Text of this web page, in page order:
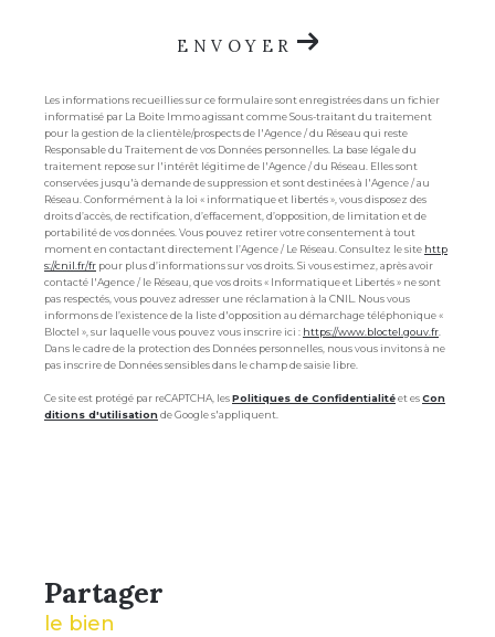
ENVOYER
Les informations recueillies sur ce formulaire sont enregistrées dans un fichier
informatisé par La Boite Immo agissant comme Sous-traitant du traitement
pour la gestion de la clientèle/prospects de l'Agence / du Réseau qui reste
Responsable du Traitement de vos Données personnelles. La base légale du
traitement repose sur l'intérêt légitime de l'Agence / du Réseau. Elles sont
conservées jusqu'à demande de suppression et sont destinées à l'Agence / au
Réseau. Conformément à la loi « informatique et libertés », vous disposez des
droits d’accès, de rectification, d’effacement, d’opposition, de limitation et de
portabilité de vos données. Vous pouvez retirer votre consentement à tout
moment en contactant directement l’Agence / Le Réseau. Consultez le site http
s://cnil.fr/fr pour plus d’informations sur vos droits. Si vous estimez, après avoir
contacté l'Agence / le Réseau, que vos droits « Informatique et Libertés » ne sont
pas respectés, vous pouvez adresser une réclamation à la CNIL. Nous vous
informons de l’existence de la liste d'opposition au démarchage téléphonique «
Bloctel », sur laquelle vous pouvez vous inscrire ici : https://www.bloctel.gouv.fr
Dans le cadre de la protection des Données personnelles, nous vous invitons à ne
pas inscrire de Données sensibles dans le champ de saisie libre.
Ce site est protégé par reCAPTCHA, lesPolitiques de Confidentialitéet esCon
ditions d'utilisationde Google s'appliquent.
partager
le bien